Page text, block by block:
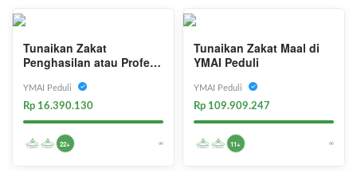
Tunaikan Zakat
Penghasilan atau Profesi
YMAI Peduli
Rp 16.390.130
22+ ∞
Tunaikan Zakat Maal di
YMAI Peduli
YMAI Peduli
Rp 109.909.247
11+ ∞